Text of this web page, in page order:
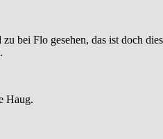
bei Flo gesehen, das ist doch
Haug.